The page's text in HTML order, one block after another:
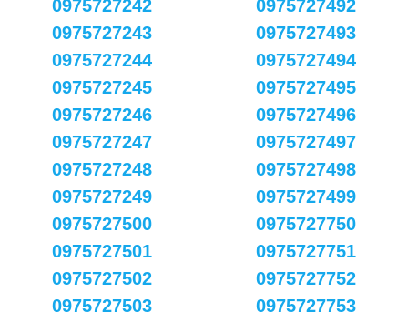
0975727242
0975727243
0975727244
0975727245
0975727246
0975727247
0975727248
0975727249
0975727492
0975727493
0975727494
0975727495
0975727496
0975727497
0975727498
0975727499
0975727500
0975727501
0975727502
0975727503
0975727750
0975727751
0975727752
0975727753